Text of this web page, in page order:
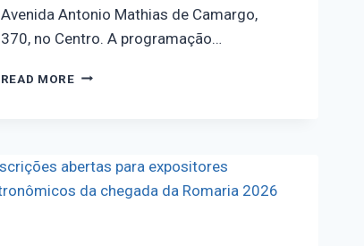
Avenida Antonio Mathias de Camargo,
370, no Centro. A programação…
READ MORE